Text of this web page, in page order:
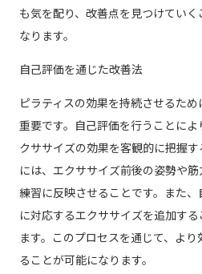
も気を配り、改善点を見つけてい
なります。
自己評価を通じた改善法
ピラティスの効果を持続させるた
重要です。自己評価を行うことに
クササイズの効果を客観的に把握
には、エクササイズ前後の姿勢や
練習に反映させることです。また
に対応するエクササイズを追加す
ます。このプロセスを通じて、よ
ることが可能になります。